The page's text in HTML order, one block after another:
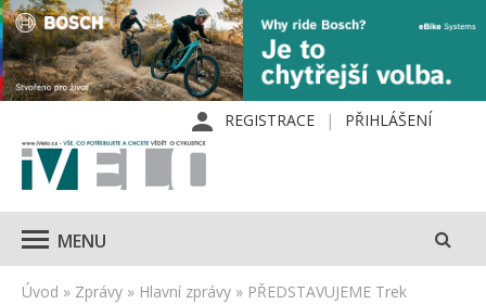
REGISTRACE PŘIHLÁŠENÍ
MENU
Úvod » Zprávy » Hlavní zprávy » PŘEDSTAVUJEME Trek